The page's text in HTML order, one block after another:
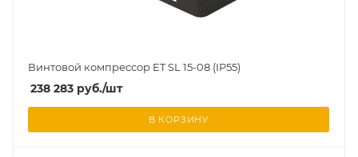
Винтовой компрессор ET SL 15-08 (IP55)
238 283 руб./шт
В КОРЗИНУ